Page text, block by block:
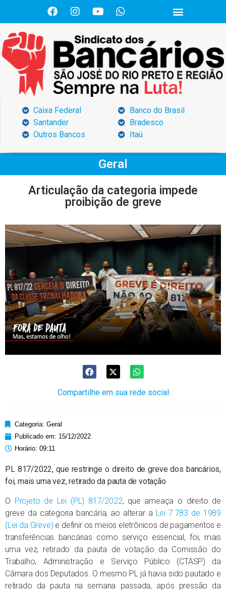
Caixa Federal
Santander
Outros Bancos
Banco do Brasil
Bradesco
Itaú
Geral
Articulação da categoria impede
proibição de greve
Compartilhe em sua rede social
Categoria: Geral
Publicado em: 15/12/2022
Horário: 09:11
PL 817/2022, que restringe o direito de greve dos bancários,
foi, mais uma vez, retirado da pauta de votação
O Projeto de Lei (PL) 817/2022, que ameaça o direito de
greve da categoria bancária, ao alterar a Lei 7.783 de 1989
(Lei da Greve) e definir os meios eletrônicos de pagamentos e
transferências bancárias como serviço essencial, foi, mais
uma vez, retirado da pauta de votação da Comissão do
Trabalho, Administração e Serviço Público (CTASP) da
Câmara dos Deputados. O mesmo PL já havia sido pautado e
retirado da pauta na semana passada, após pressão da